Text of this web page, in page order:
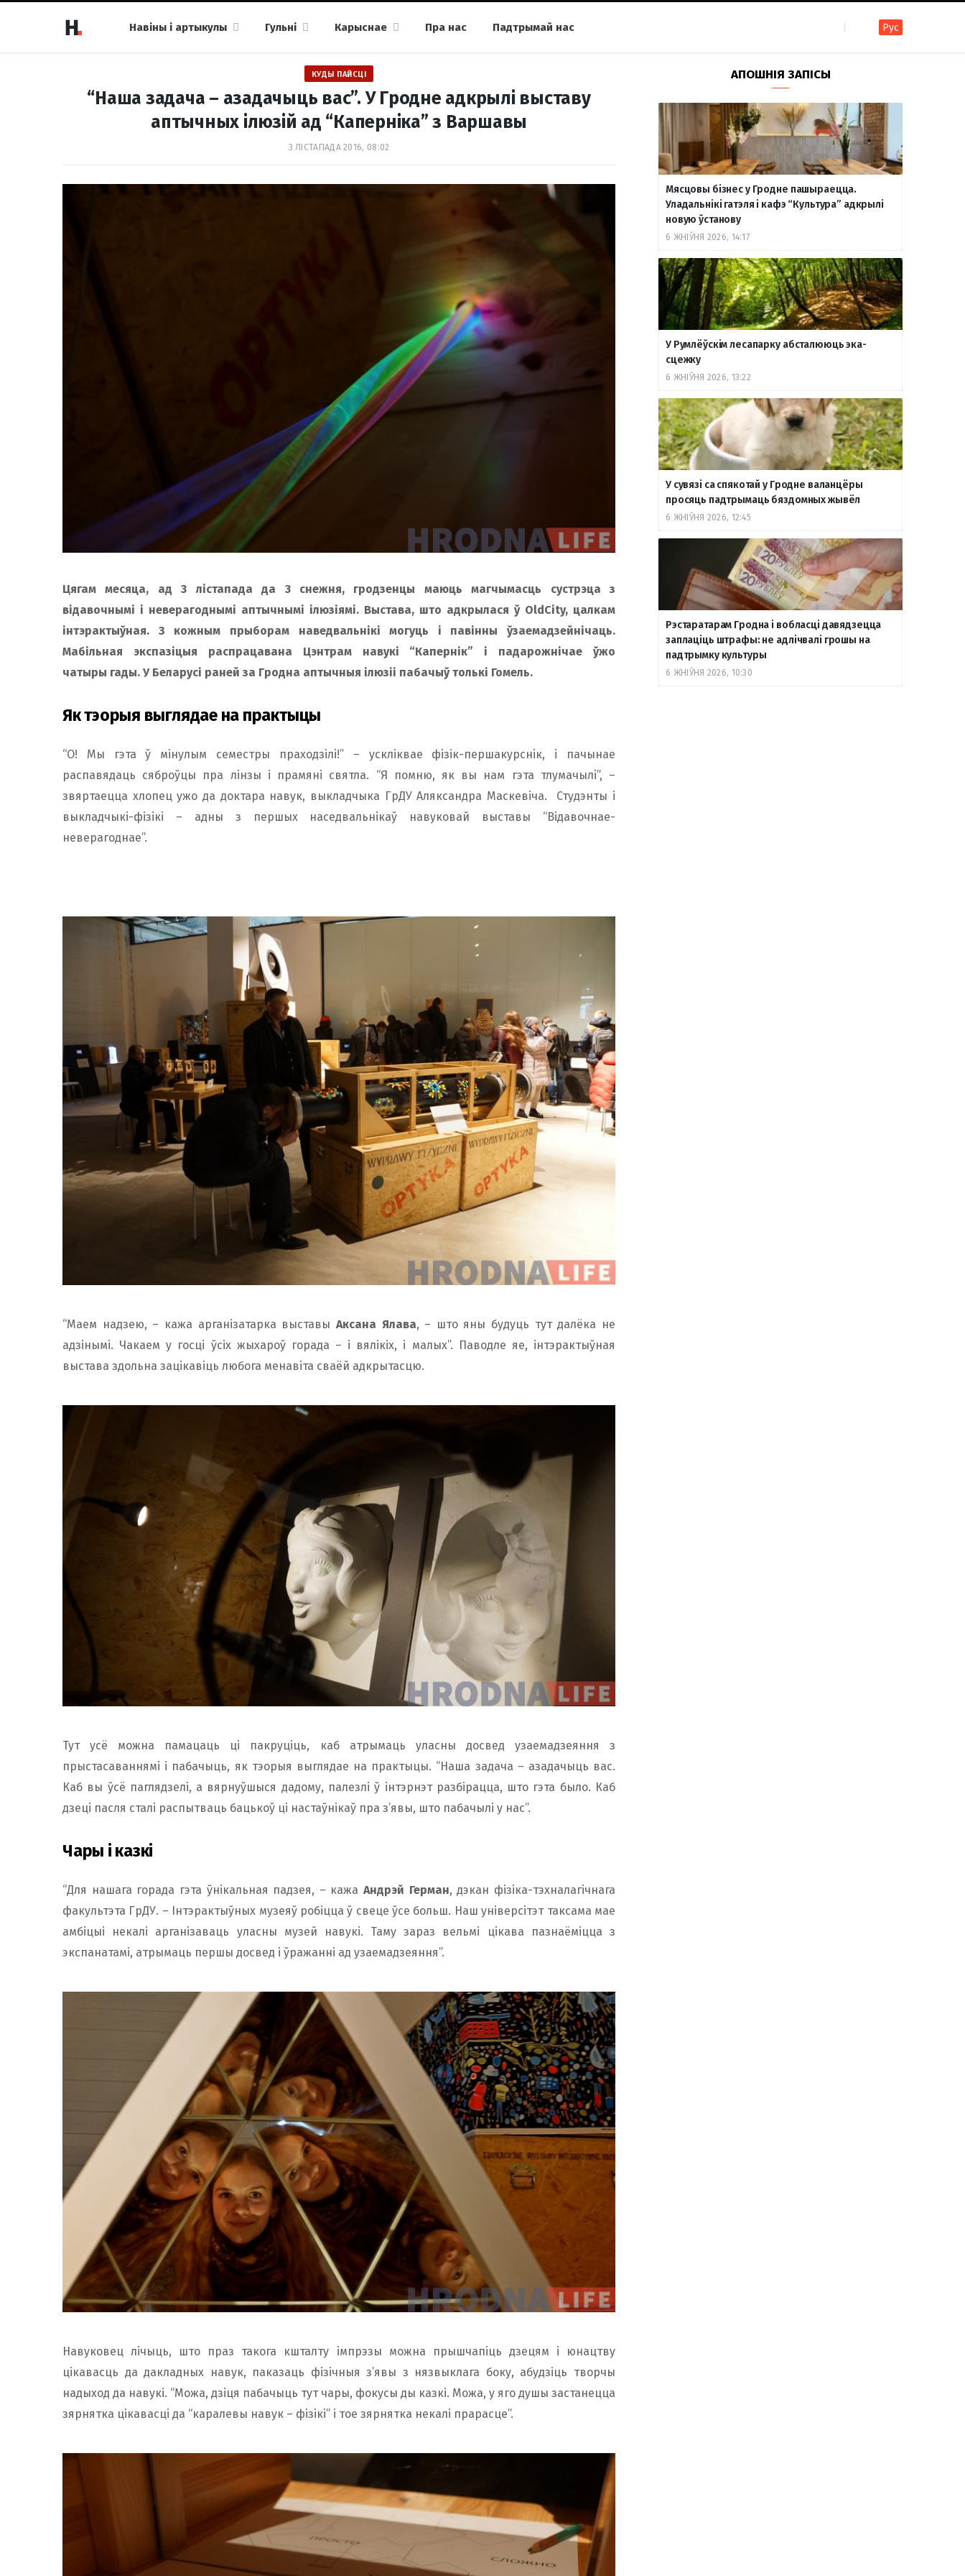
Навіны і артыкулы Гульні Карыснае Пра нас
Падтрымай нас
F
a
e
o
o
k
I
n
s
t
g
a
m
T
e
e
r
m
R
S
Y
o
T
b
В
к
н
а
т
е
Рус
КУДЫ ПАЙСЦІ
“Наша задача – азадачыць вас”. У Гродне адкрылі выставу
аптычных ілюзій ад “Каперніка” з Варшавы
3 ЛІСТАПАДА 2016, 08:02
Цягам месяца, ад 3 лістапада да 3 снежня, гродзенцы маюць магчымасць сустрэца з
відавочнымі і неверагоднымі аптычнымі ілюзіямі. Выстава, што адкрылася ў OldCity, цалкам
інтэрактыўная. З кожным прыборам наведвальнікі могуць і павінны ўзаемадзейнічаць.
Мабільная экспазіцыя распрацавана Цэнтрам навукі “Капернік” і падарожнічае ўжо
чатыры гады. У Беларусі раней за Гродна аптычныя ілюзіі пабачыў толькі Гомель.
Як тэорыя выглядае на практыцы
“О! Мы гэта ў мінулым семестры праходзілі!” – ускліквае фізік-першакурснік, і пачынае
распавядаць сяброўцы пра лінзы і прамяні святла. “Я помню, як вы нам гэта тлумачылі”, –
звяртаецца хлопец ужо да доктара навук, выкладчыка ГрДУ Аляксандра Маскевіча. Студэнты і
выкладчыкі-фізікі – адны з першых наседвальнікаў навуковай выставы “Відавочнае-
неверагоднае”.
“Маем надзею, – кажа арганізатарка выставы Аксана Ялава, – што яны будуць тут далёка не
адзінымі. Чакаем у госці ўсіх жыхароў горада – і вялікіх, і малых”. Паводле яе, інтэрактыўная
выстава здольна зацікавіць любога менавіта сваёй адкрытасцю.
Тут усё можна памацаць ці пакруціць, каб атрымаць уласны досвед узаемадзеяння з
прыстасаваннямі і пабачыць, як тэорыя выглядае на практыцы. “Наша задача – азадачыць вас.
Каб вы ўсё паглядзелі, а вярнуўшыся дадому, палезлі ў інтэрнэт разбірацца, што гэта было. Каб
дзеці пасля сталі распытваць бацькоў ці настаўнікаў пра з’явы, што пабачылі у нас”.
Чары і казкі
“Для нашага горада гэта ўнікальная падзея, – кажаАндрэй Герман, дэкан фізіка-тэхналагічнага
факультэта ГрДУ. – Інтэрактыўных музеяў робіцца ў свеце ўсе больш. Наш універсітэт таксама мае
амбіцыі некалі арганізаваць уласны музей навукі. Таму зараз вельмі цікава пазнаёміцца з
экспанатамі, атрымаць першы досвед і ўражанні ад узаемадзеяння”.
Навуковец лічыць, што праз такога кшталту імпрэзы можна прышчапіць дзецям і юнацтву
цікавасць да дакладных навук, паказаць фізічныя з’явы з нязвыклага боку, абудзіць творчы
надыход да навукі. “Можа, дзіця пабачыць тут чары, фокусы ды казкі. Можа, у яго душы застанецца
зярнятка цікавасці да “каралевы навук – фізікі” і тое зярнятка некалі прарасце”.
АПОШНІЯ ЗАПІСЫ
Мясцовы бізнес у Гродне пашыраецца.
Уладальнікі гатэля і кафэ “Культура” адкрылі
новую ўстанову
6 ЖНІЎНЯ 2026, 14:17
У Румлёўскім лесапарку абсталююць эка-
сцежку
6 ЖНІЎНЯ 2026, 13:22
У сувязі са спякотай у Гродне валанцёры
просяць падтрымаць бяздомных жывёл
6 ЖНІЎНЯ 2026, 12:45
Рэстаратарам Гродна і вобласці давядзецца
заплаціць штрафы: не адлічвалі грошы на
падтрымку культуры
6 ЖНІЎНЯ 2026, 10:30